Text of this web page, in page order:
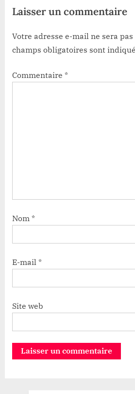
Laisser un commentaire
Votre adresse e-mail ne sera
champs obligatoires sont
Commentaire *
Nom *
E-mail *
Site web